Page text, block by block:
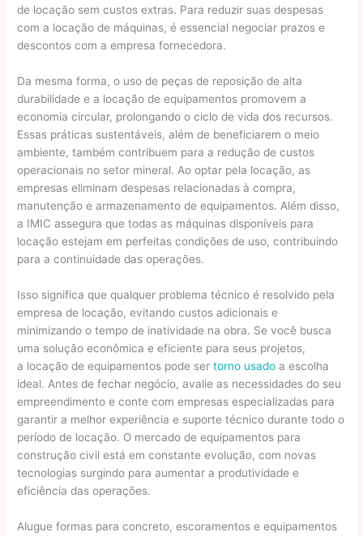
de locação sem custos extras. Para reduzir suas despesas
com a locação de máquinas, é essencial negociar prazos e
descontos com a empresa fornecedora.
Da mesma forma, o uso de peças de reposição de alta
durabilidade e a locação de equipamentos promovem a
economia circular, prolongando o ciclo de vida dos recursos.
Essas práticas sustentáveis, além de beneficiarem o meio
ambiente, também contribuem para a redução de custos
operacionais no setor mineral. Ao optar pela locação, as
empresas eliminam despesas relacionadas à compra,
manutenção e armazenamento de equipamentos. Além disso,
a IMIC assegura que todas as máquinas disponíveis para
locação estejam em perfeitas condições de uso, contribuindo
para a continuidade das operações.
Isso significa que qualquer problema técnico é resolvido pela
empresa de locação, evitando custos adicionais e
minimizando o tempo de inatividade na obra. Se você busca
uma solução econômica e eficiente para seus projetos,
a locação de equipamentos pode sertorno usado a escolha
ideal. Antes de fechar negócio, avalie as necessidades do seu
empreendimento e conte com empresas especializadas para
garantir a melhor experiência e suporte técnico durante todo o
período de locação. O mercado de equipamentos para
construção civil está em constante evolução, com novas
tecnologias surgindo para aumentar a produtividade e
eficiência das operações.
Alugue formas para concreto, escoramentos e equipamentos